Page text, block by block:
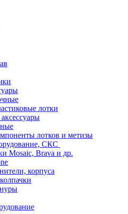
лотки
лотков и метизы
СКС
Mosaic, Brava и др.
корпуса